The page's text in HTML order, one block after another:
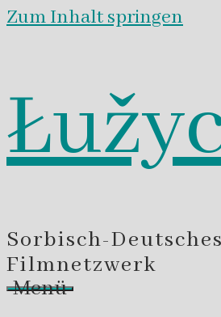
Zum Inhalt springen
Sorbisch-Deutsches
Filmnetzwerk
Menü